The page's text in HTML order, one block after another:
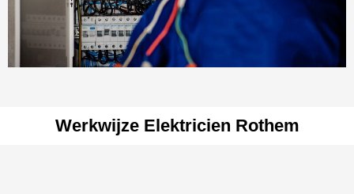
Werkwijze Elektricien Rothem